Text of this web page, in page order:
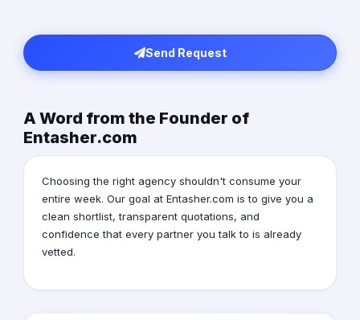
Send Request
A Word from the Founder of
Entasher.com
Choosing the right agency shouldn't consume your
entire week. Our goal at Entasher.com is to give you a
clean shortlist, transparent quotations, and
confidence that every partner you talk to is already
vetted.